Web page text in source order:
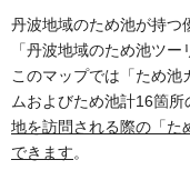
丹波地域のため池が持つ
「丹波地域のため池ツ
このマップでは「ため池
ムおよびため池計16箇所
地を訪問される際の「た
できます。